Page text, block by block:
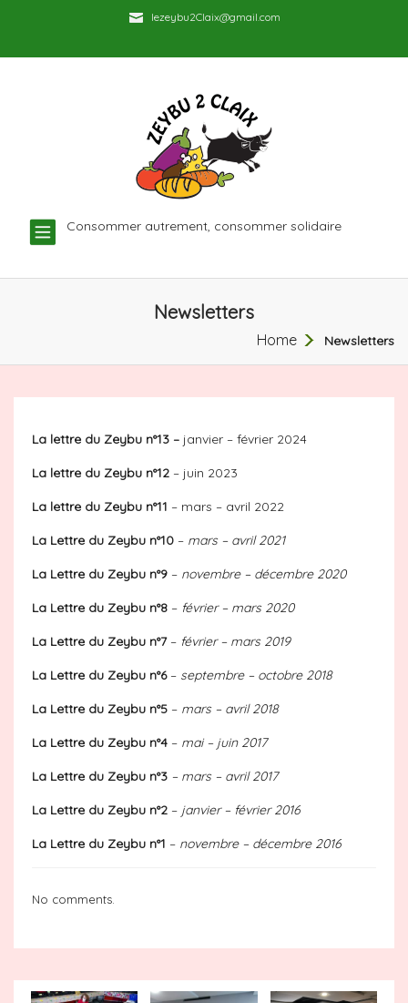
lezeybu2Claix@gmail.com
Consommer autrement, consommer solidaire
TOGGLE
NAVIGATION
Newsletters
Home Newsletters
La lettre du Zeybu n°13 – janvier – février 2024
La lettre du Zeybu n°12 – juin 2023
La lettre du Zeybu n°11 – mars – avril 2022
La Lettre du Zeybu n°10 – mars – avril 2021
La Lettre du Zeybu n°9 – novembre – décembre 2020
La Lettre du Zeybu n°8 – février – mars 2020
La Lettre du Zeybu n°7 – février – mars 2019
La Lettre du Zeybu n°6– septembre – octobre 2018
La Lettre du Zeybu n°5 – mars – avril 2018
La Lettre du Zeybu n°4 – mai – juin 2017
La Lettre du Zeybu n°3 – mars – avril 2017
La Lettre du Zeybu n°2 – janvier – février 2016
La Lettre du Zeybu n°1 – novembre – décembre 2016
No comments.